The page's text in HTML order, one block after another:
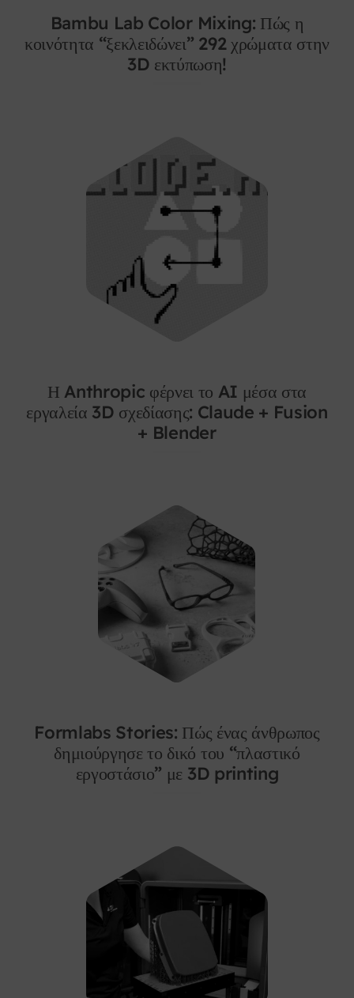
Bambu Lab Color Mixing: Πώς η
κοινότητα “ξεκλειδώνει” 292 χρώματα στην
3D εκτύπωση!
Η Anthropic φέρνει το AI μέσα στα
εργαλεία 3D σχεδίασης: Claude + Fusion
+ Blender
Formlabs Stories: Πώς ένας άνθρωπος
δημιούργησε το δικό του “πλαστικό
εργοστάσιο” με 3D printing